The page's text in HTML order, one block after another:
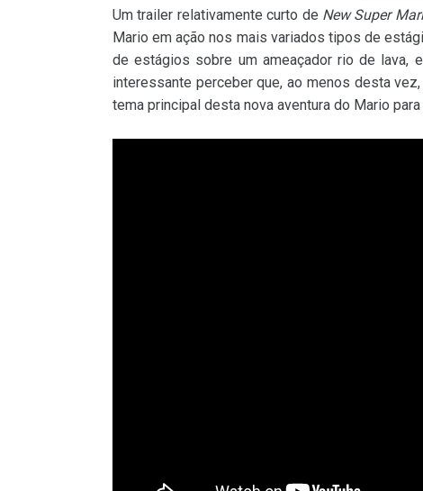
Um trailer relativamente curto de New Super
Mario em ação nos mais variados tipos de
de estágios sobre um ameaçador rio de lava,
interessante perceber que, ao menos desta
tema principal desta nova aventura do Mario